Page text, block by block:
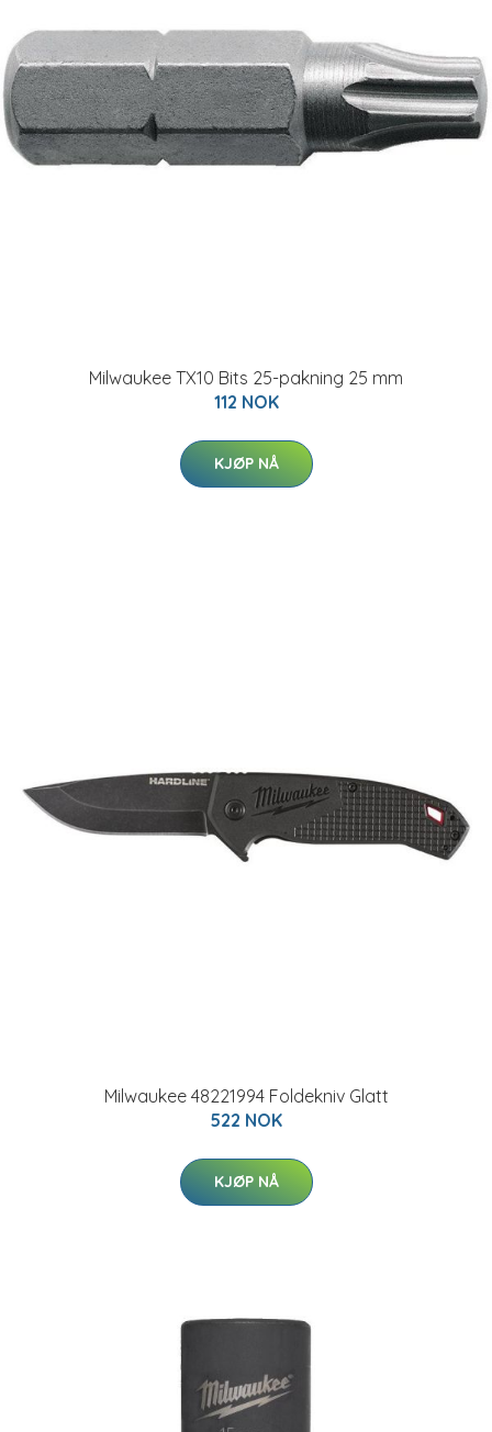
Milwaukee TX10 Bits 25-pakning 25 mm
112 NOK
KJØP NÅ
Milwaukee 48221994 Foldekniv Glatt
522 NOK
KJØP NÅ